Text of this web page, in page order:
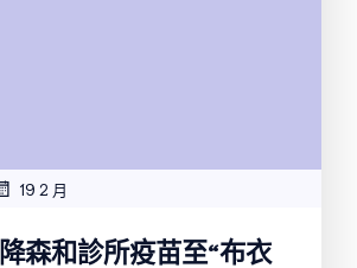
19 2 月
森和診所疫苗至“布衣